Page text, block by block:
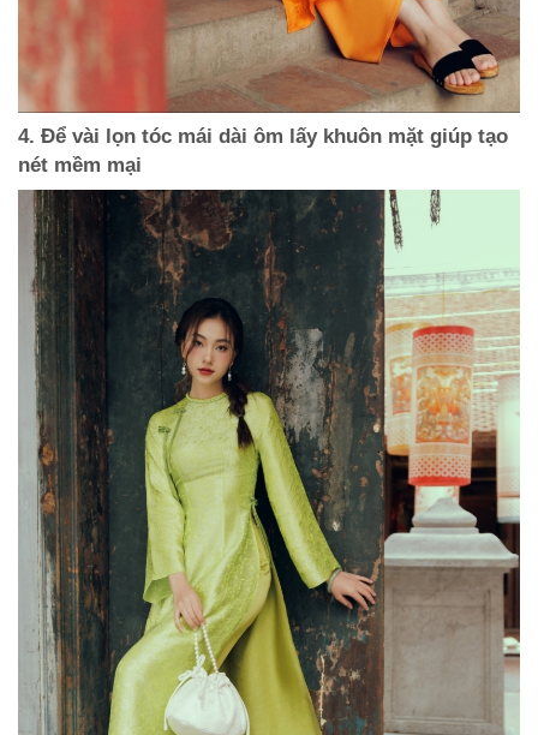
4. Để vài lọn tóc mái dài ôm lấy khuôn mặt giúp tạo
nét mềm mại